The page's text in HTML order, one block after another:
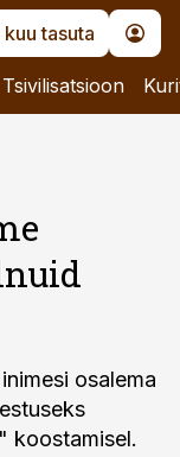
tasuta
Tsivilisatsioon
osalema
koostamisel.